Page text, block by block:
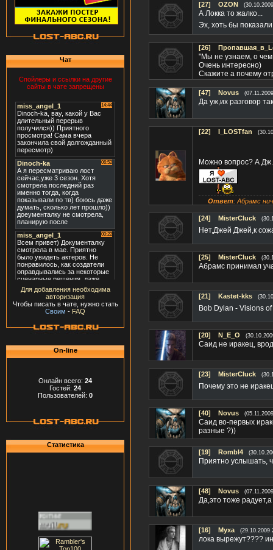
Чат
Спойлеры и ссылки на другие
сайты в чате запрещены
Для добавления необходима
авторизация
Чтобы писать в чате, нужно стать
Своим - FAQ
On-line
Онлайн всего: 24
Гостей: 24
Пользователей: 0
Статистика
[27] OZON
А Локка то жалко...
Эх, хоть бы
[26]
"Мы не узнаем, о чем
Очень интересно)
Скажите а почему
[47] Novus
Да уж,их разговор
[22] I_LOSTfan
Можно вопрос? А
Ответ: Абрамс
[24] MisterCluck
Нет,Джей Джей,к
[25] MisterCluck
Абрамс принимал
[21] Kastet-kks
Bob Dylan - Visions
[20] N_E_O
Саид не иракец,
[23] MisterCluck
Почему это не
[40] Novus
Саид во-первых
разные ?))
[19] Rombl4
Приятно услышать,
[48] Novus
Да,это тоже
[16] Myxa (29.10.2009
лока вырежут????